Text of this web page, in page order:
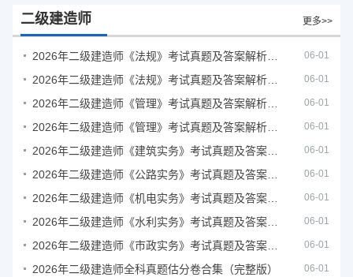
二级建造师 更多>>
06-01
06-01
06-01
06-01
06-01
06-01
06-01
06-01
06-01
2026年二级建造师全科真题估分卷合集（完整版） 06-01